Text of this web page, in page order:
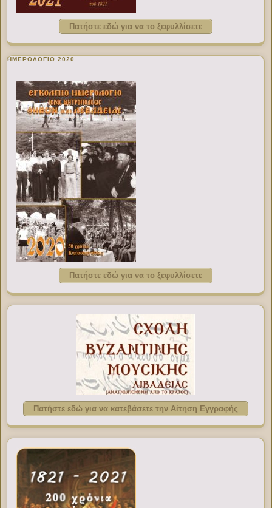
Πατήστε εδώ για να το ξεφυλλίσετε
ΗΜΕΡΟΛΟΓΙΟ 2020
Πατήστε εδώ για να το ξεφυλλίσετε
Πατήστε εδώ για να κατεβάσετε την Αίτηση Εγγραφής